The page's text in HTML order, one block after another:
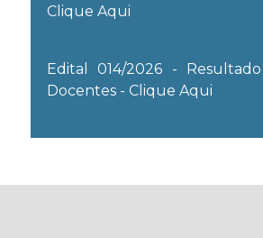
Clique Aqui
Edital 014/2026 -
Docentes - Clique Aqui